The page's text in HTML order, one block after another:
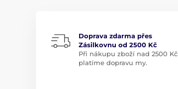
Doprava zdarma přes
Zásilkovnu od 2500 Kč
Při nákupu zboží nad 2500 Kč
platíme dopravu my.